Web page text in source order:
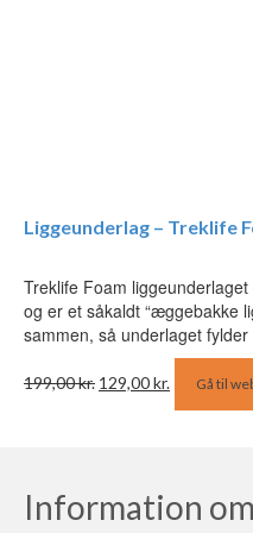
Liggeunderlag – Treklife
Treklife Foam
og er et såkaldt “æggebakke
sammen, så underlaget
199,00kr.oprindelige
129,00kr.aktuelle
pris
Gå til
Information